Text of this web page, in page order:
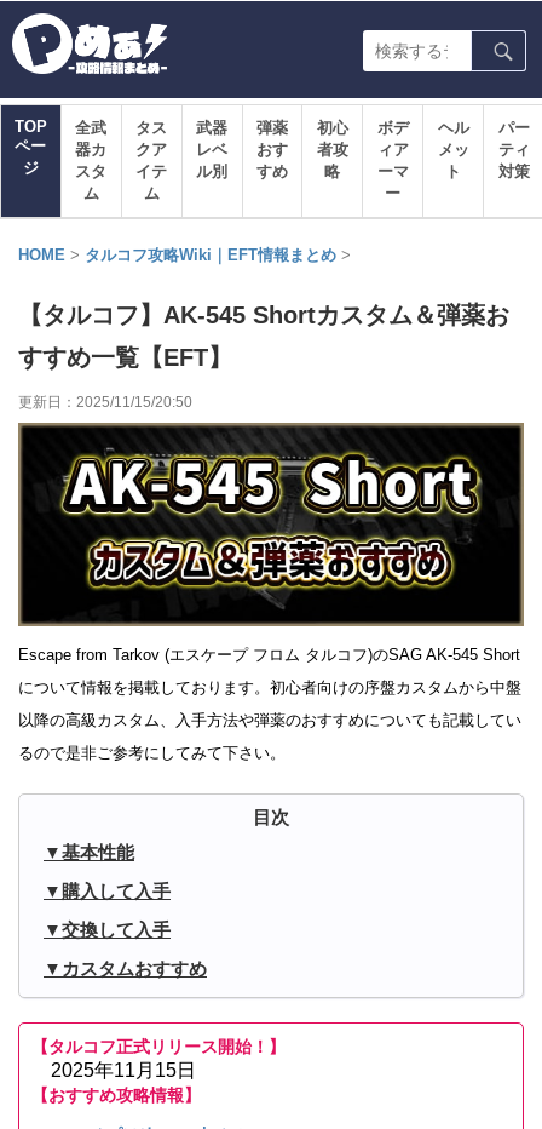
TOP
ペー
ジ
全武
器カ
スタ
ム
タス
クア
イテ
ム
武器
レベ
ル別
弾薬
おす
すめ
初心
者攻
略
ボデ
ィア
ーマ
ー
ヘル
メッ
ト
パー
ティ
対策
HOME > タルコフ攻略Wiki｜EFT情報まとめ >
【タルコフ】AK-545 Shortカスタム＆弾薬お
すすめ一覧【EFT】
更新日： 2025/11/15/20:50
Escape from Tarkov (エスケープ フロム タルコフ)のSAG AK-545 Short
について情報を掲載しております。初心者向けの序盤カスタムから中盤
以降の高級カスタム、入手方法や弾薬のおすすめについても記載してい
るので是非ご参考にしてみて下さい。
基本性能
購入して入手
交換して入手
カスタムおすすめ
【タルコフ正式リリース開始！】
2025年11月15日
【おすすめ攻略情報】